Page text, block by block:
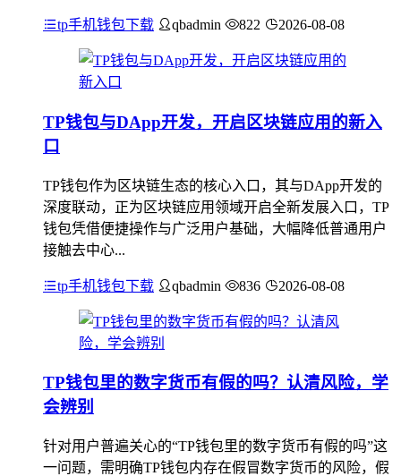
tp手机钱包下载 qbadmin 822 2026-08-08
TP钱包与DApp开发，开启区块链应用的新入
口
TP钱包作为区块链生态的核心入口，其与DApp开发的
深度联动，正为区块链应用领域开启全新发展入口，TP
钱包凭借便捷操作与广泛用户基础，大幅降低普通用户
接触去中心...
tp手机钱包下载 qbadmin 836 2026-08-08
TP钱包里的数字货币有假的吗？认清风险，学
会辨别
针对用户普遍关心的“TP钱包里的数字货币有假的吗”这
一问题，需明确TP钱包内存在假冒数字货币的风险，假